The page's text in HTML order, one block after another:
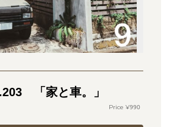
「家と車。」
990